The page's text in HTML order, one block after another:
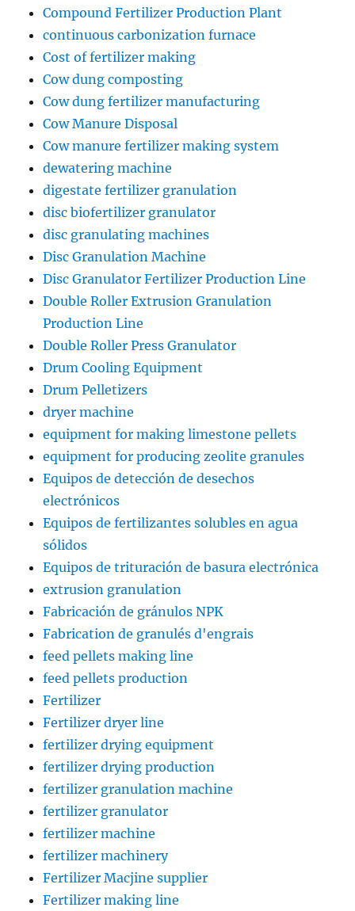
Compound Fertilizer Production Plant
continuous carbonization furnace
Cost of fertilizer making
Cow dung composting
Cow dung fertilizer manufacturing
Cow Manure Disposal
Cow manure fertilizer making system
dewatering machine
digestate fertilizer granulation
disc biofertilizer granulator
disc granulating machines
Disc Granulation Machine
Disc Granulator Fertilizer Production Line
Double Roller Extrusion Granulation
Production Line
Double Roller Press Granulator
Drum Cooling Equipment
Drum Pelletizers
dryer machine
equipment for making limestone pellets
equipment for producing zeolite granules
Equipos de detección de desechos
electrónicos
Equipos de fertilizantes solubles en agua
sólidos
Equipos de trituración de basura electrónica
extrusion granulation
Fabricación de gránulos NPK
Fabrication de granulés d'engrais
feed pellets making line
feed pellets production
Fertilizer
Fertilizer dryer line
fertilizer drying equipment
fertilizer drying production
fertilizer granulation machine
fertilizer granulator
fertilizer machine
fertilizer machinery
Fertilizer Macjine supplier
Fertilizer making line